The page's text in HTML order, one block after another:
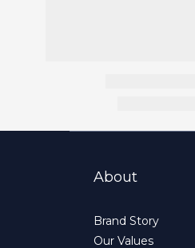
About
Brand Story
Our Values